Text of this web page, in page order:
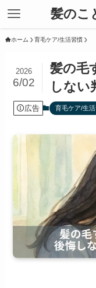
髪のこ
ホーム 育毛ケア/生活習慣
髪の毛
しない
2026
6/02
広告 育毛ケア/生